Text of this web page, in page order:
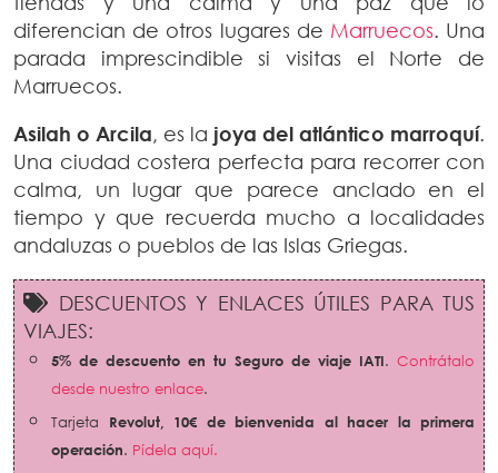
diferencian de otros lugares de Marruecos. Una
parada imprescindible si visitas el Norte de
Marruecos.
Asilah o Arcila, es la joya del atlántico marroquí.
Una ciudad costera perfecta para recorrer con
calma, un lugar que parece anclado en el
tiempo y que recuerda mucho a localidades
andaluzas o pueblos de las Islas Griegas.
DESCUENTOS Y ENLACES ÚTILES PARA TUS
VIAJES:
5% de descuento en tu Seguro de viaje IATI. Contrátalo
desde nuestro enlace.
Tarjeta Revolut, 10€ de bienvenida al hacer la primera
operación. Pídela aquí.